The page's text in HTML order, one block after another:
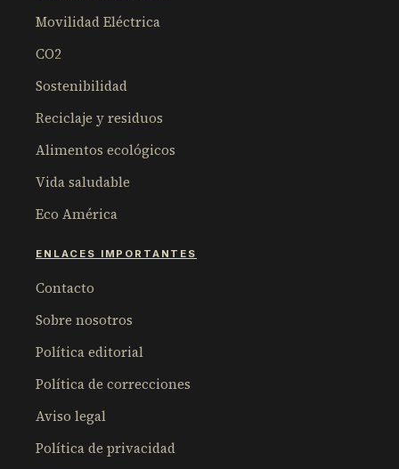
Movilidad Eléctrica
CO2
Sostenibilidad
Reciclaje y residuos
Alimentos ecológicos
Vida saludable
Eco América
ENLACES IMPORTANTES
Contacto
Sobre nosotros
Política editorial
Política de correcciones
Aviso legal
Política de privacidad